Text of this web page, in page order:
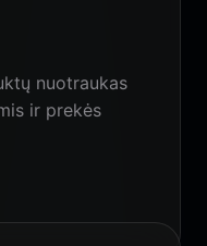
nuotraukas
ir prekės